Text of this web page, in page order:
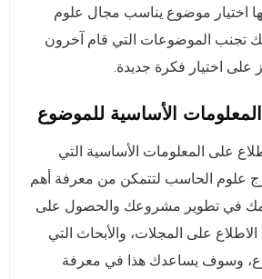
اختيار موضوع يناسب مجال علوم
تجنب الموضوعات التي قام آخرون
على اختيار فكرة جديدة.
على المعلومات الأساسية التي
علوم الحاسب لتتمكن من معرفة أهم
في تطوير مشروعك والحصول على
على المجلات، والأبحاث التي
وسوف يساعدك هذا في معرفة